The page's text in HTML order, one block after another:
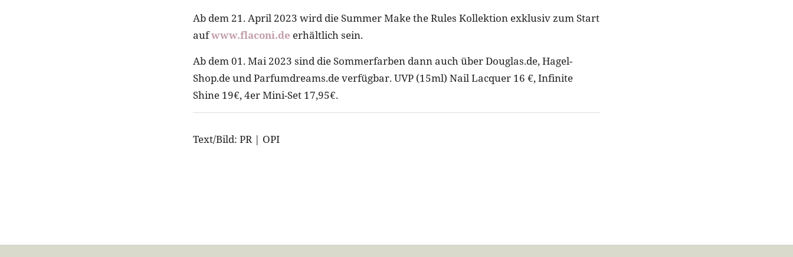
Ab dem 21. April 2023 wird die Summer Make the Rules Kollektion exklusiv zum Start
aufwww.flaconi.de erhältlich sein.
Ab dem 01. Mai 2023 sind die Sommerfarben dann auch über Douglas.de, Hagel-
Shop.de und Parfumdreams.de verfügbar. UVP (15ml) Nail Lacquer 16 €, Infinite
Shine 19€, 4er Mini-Set 17,95€.
Text/Bild: PR | OPI